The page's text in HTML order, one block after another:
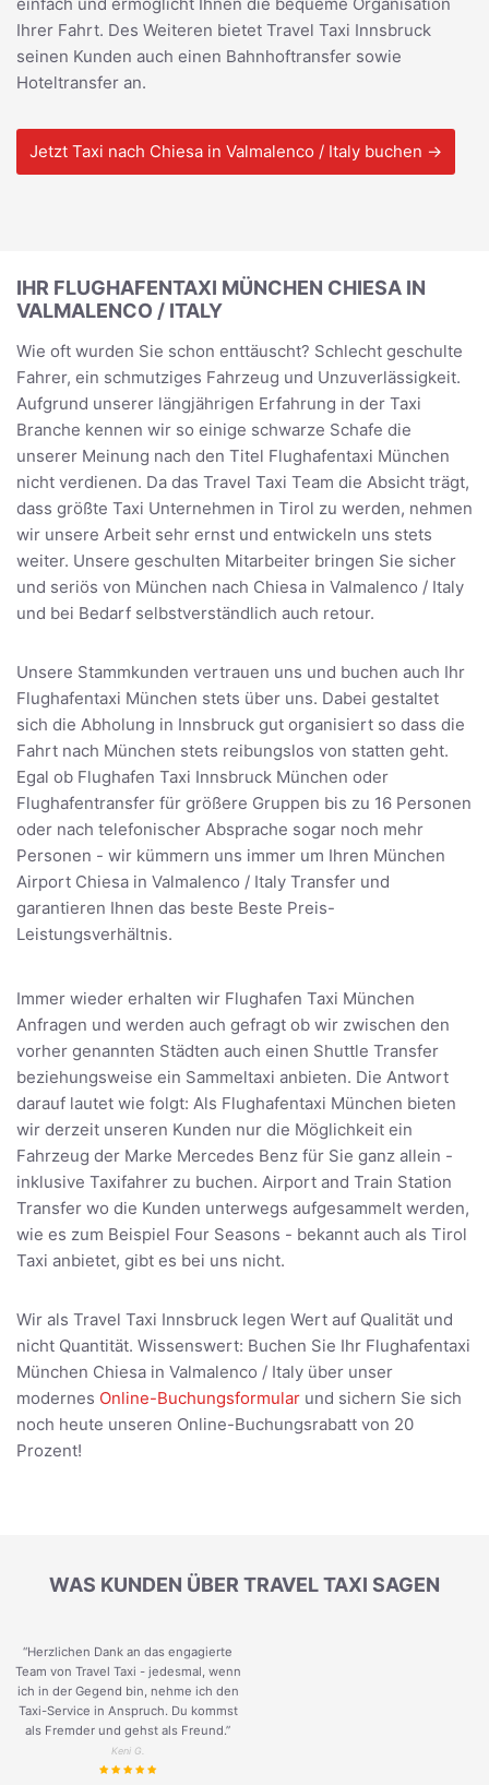
Ihrer Fahrt. Des Weiteren bietet Travel Taxi Innsbruck
seinen Kunden auch einen Bahnhoftransfer sowie
Hoteltransfer an.
Jetzt Taxi nach Chiesa in Valmalenco / Italy buchen →
IHR FLUGHAFENTAXI MÜNCHEN CHIESA IN
VALMALENCO / ITALY
Wie oft wurden Sie schon enttäuscht? Schlecht geschulte
Fahrer, ein schmutziges Fahrzeug und Unzuverlässigkeit.
Aufgrund unserer längjährigen Erfahrung in der Taxi
Branche kennen wir so einige schwarze Schafe die
unserer Meinung nach den Titel Flughafentaxi München
nicht verdienen. Da das Travel Taxi Team die Absicht trägt,
dass größte Taxi Unternehmen in Tirol zu werden, nehmen
wir unsere Arbeit sehr ernst und entwickeln uns stets
weiter. Unsere geschulten Mitarbeiter bringen Sie sicher
und seriös von München nach Chiesa in Valmalenco / Italy
und bei Bedarf selbstverständlich auch retour.
Unsere Stammkunden vertrauen uns und buchen auch Ihr
Flughafentaxi München stets über uns. Dabei gestaltet
sich die Abholung in Innsbruck gut organisiert so dass die
Fahrt nach München stets reibungslos von statten geht.
Egal ob Flughafen Taxi Innsbruck München oder
Flughafentransfer für größere Gruppen bis zu 16 Personen
oder nach telefonischer Absprache sogar noch mehr
Personen - wir kümmern uns immer um Ihren München
Airport Chiesa in Valmalenco / Italy Transfer und
garantieren Ihnen das beste Beste Preis-
Leistungsverhältnis.
Immer wieder erhalten wir Flughafen Taxi München
Anfragen und werden auch gefragt ob wir zwischen den
vorher genannten Städten auch einen Shuttle Transfer
beziehungsweise ein Sammeltaxi anbieten. Die Antwort
darauf lautet wie folgt: Als Flughafentaxi München bieten
wir derzeit unseren Kunden nur die Möglichkeit ein
Fahrzeug der Marke Mercedes Benz für Sie ganz allein -
inklusive Taxifahrer zu buchen. Airport and Train Station
Transfer wo die Kunden unterwegs aufgesammelt werden,
wie es zum Beispiel Four Seasons - bekannt auch als Tirol
Taxi anbietet, gibt es bei uns nicht.
Wir als Travel Taxi Innsbruck legen Wert auf Qualität und
nicht Quantität. Wissenswert: Buchen Sie Ihr Flughafentaxi
München Chiesa in Valmalenco / Italy über unser
modernes Online-Buchungsformular und sichern Sie sich
noch heute unseren Online-Buchungsrabatt von 20
Prozent!
WAS KUNDEN ÜBER TRAVEL TAXI SAGEN
“Herzlichen Dank an das engagierte
Team von Travel Taxi - jedesmal, wenn
ich in der Gegend bin, nehme ich den
Taxi-Service in Anspruch. Du kommst
als Fremder und gehst als Freund.”
Keni G.